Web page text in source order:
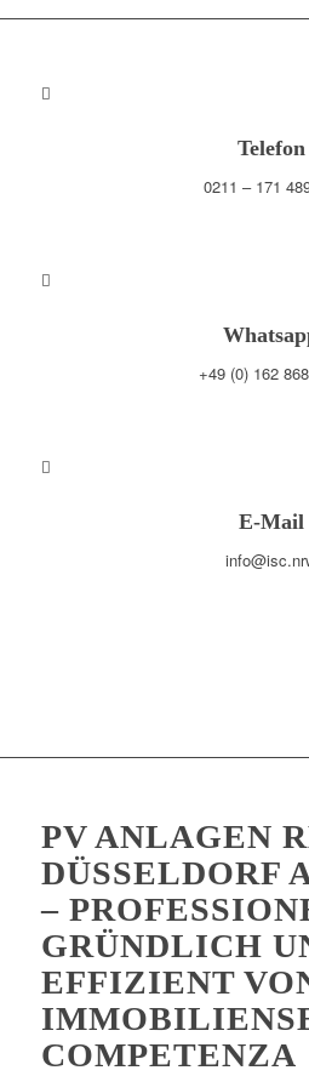
Telefon
0211 – 171
+49 (0) 162
E-Mail
PV ANLAGEN
DÜSSELDORF
–
GRÜNDLICH
EFFIZIENT
COMPETENZA